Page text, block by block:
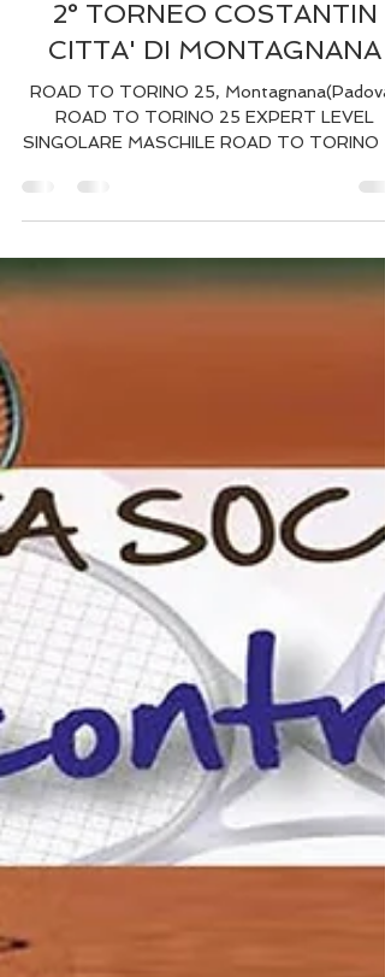
Nicola Rodighiero
31 gen 2025
Tempo di lettura: 2 min
2° TORNEO COSTANTIN
CITTA' DI MONTAGNANA
ROAD TO TORINO 25,
EXPERT LEVEL DOPPIO MASCHILE...